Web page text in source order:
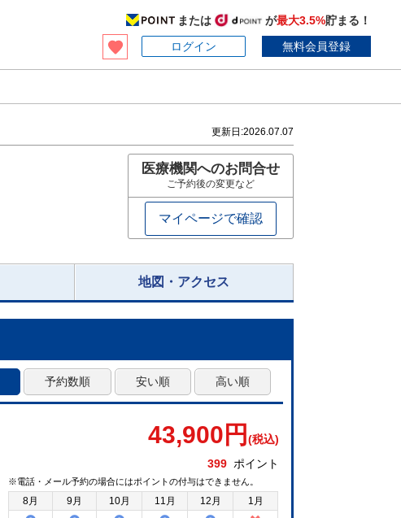
または が最大3.5%貯まる！
ログイン
無料会員登録
更新日:2026.07.07
医療機関へのお問合せ
ご予約後の変更など
マイページで確認
地図・アクセス
予約数順 安い順 高い順
43,900 円 (税込)
399 ポイント
※電話・メール予約の場合にはポイントの付与はできません。
8月 9月 10月 11月 12月 1月